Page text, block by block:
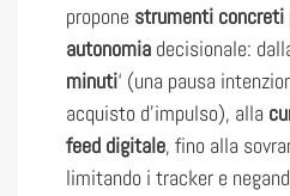
propone strumenti concreti
autonomia decisionale:
minuti‘ (una pausa
acquisto d’impulso), alla
feed digitale, fino alla
limitando i tracker e